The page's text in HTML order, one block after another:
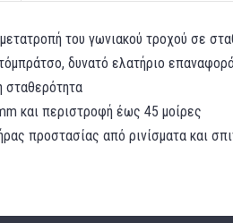
του γωνιακού τροχού σε
δυνατό ελατήριο
σταθερότητα
και περιστροφή έως 45 μοίρες
προστασίας από ρινίσματα και